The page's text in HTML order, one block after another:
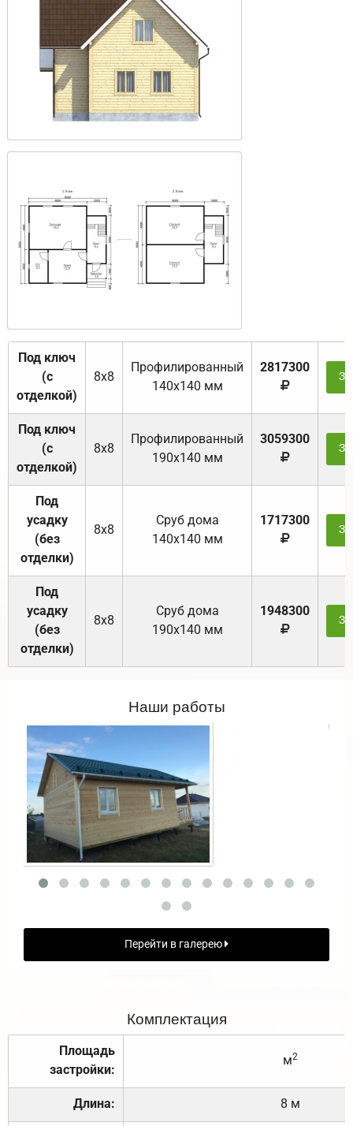
Под ключ
(с
отделкой)
8х8
Профилированный
140х140 мм
2817300
Под ключ
(с
отделкой)
8х8
Профилированный
190х140 мм
3059300
Под
усадку
(без
отделки)
8х8
Cруб дома
140х140 мм
1717300
Под
усадку
(без
отделки)
8х8
Cруб дома
190х140 мм
1948300
Наши работы
Перейти в галерею
Комплектация
Площадь
застройки:
м2
Длина: 8 м